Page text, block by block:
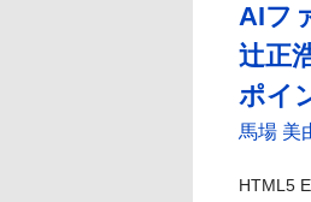
AIフ
辻正
ポイ
馬場 美
HTML5